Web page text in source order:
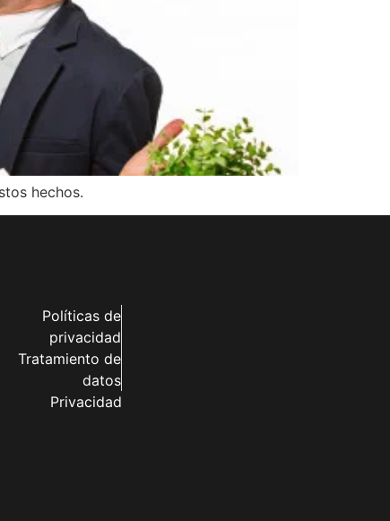
hechos.
Políticas de
privacidad
Tratamiento de
datos
Privacidad